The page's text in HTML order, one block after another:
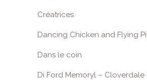
Créatrices
Dancing Chicken and Flying
Dans le coin
Di Ford Memoryl – Cloverdale